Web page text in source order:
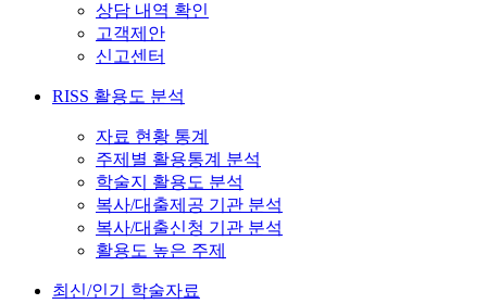
상담 내역 확인
고객제안
신고센터
RISS 활용도 분석
자료 현황 통계
주제별 활용통계 분석
학술지 활용도 분석
복사/대출제공 기관 분석
복사/대출신청 기관 분석
활용도 높은 주제
최신/인기 학술자료